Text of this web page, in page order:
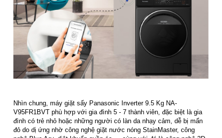
Nhìn chung, máy giặt sấy Panasonic Inverter 9.5 Kg NA-
V95FR1BVT phù hợp với gia đình 5 - 7 thành viên, đặc biệt là gia
đình có trẻ nhỏ hoặc những người có làn da nhạy cảm, dễ bị mẩn
đỏ do dị ứng nhờ công nghệ giặt nước nóng StainMaster, công